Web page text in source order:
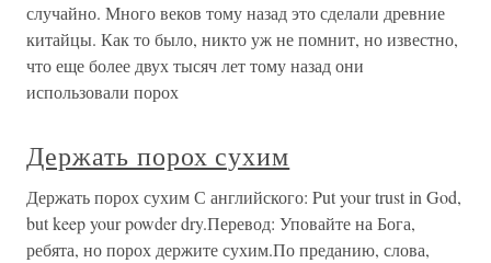
случайно. Много веков тому назад это сделали древние
китайцы. Как то было, никто уж не помнит, но известно,
что еще более двух тысяч лет тому назад они
использовали порох
Держать порох сухим
Держать порох сухим С английского: Put your trust in God,
but keep your powder dry.Перевод: Уповайте на Бога,
ребята, но порох держите сухим.По преданию, слова,